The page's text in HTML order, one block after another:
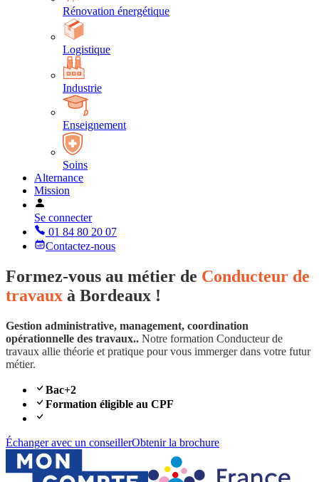
Rénovation énergétique
Logistique
Industrie
Enseignement
Soins
Alternance
Mission
Se connecter
01 84 80 20 07
Contactez-nous
Formez-vous au métier de Conducteur de
travaux à Bordeaux !
Gestion administrative, management, coordination
opérationnelle des travaux.. Notre formation Conducteur de
travaux allie théorie et pratique pour vous immerger dans votre futur
métier.
Bac+2
Formation éligible au CPF
Échanger avec un conseillerObtenir la brochure